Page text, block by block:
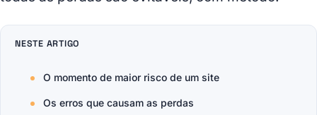
NESTE ARTIGO
O momento de maior risco de um site
Os erros que causam as perdas